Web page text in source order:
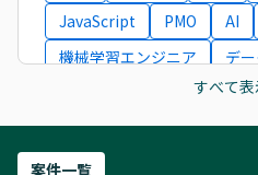
JavaScript
PMO AI
機械学習エンジニア
デ
IT
フロントエンドエンジニア
ネットワークエンジニア
すべて
案件一覧